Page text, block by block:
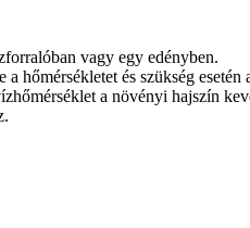
vagy egy edényben.
hőmérsékletet és szükség
a növényi hajszín